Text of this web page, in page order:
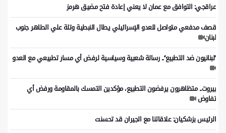
عراقجي: التوافق مع عمان لا يعني إعادة فتح مضيق هرمز
قصف مدفعي متواصل للعدو الإسرائيلي يطال النبطية وتلة علي الطاهر جنوب
لبنان
’’لبنانيون ضد التطبيع‘‘.. رسالة شعبية وسياسية لرفض أي مسار تطبيعي مع العدو
بيروت.. متظاهرون يرفضون التطبيع، مؤكدين التمسك بالمقاومة ورفض أي
تفاوض
الرئيس بزشكيان: علاقاتنا مع الجيران قد تحسنت